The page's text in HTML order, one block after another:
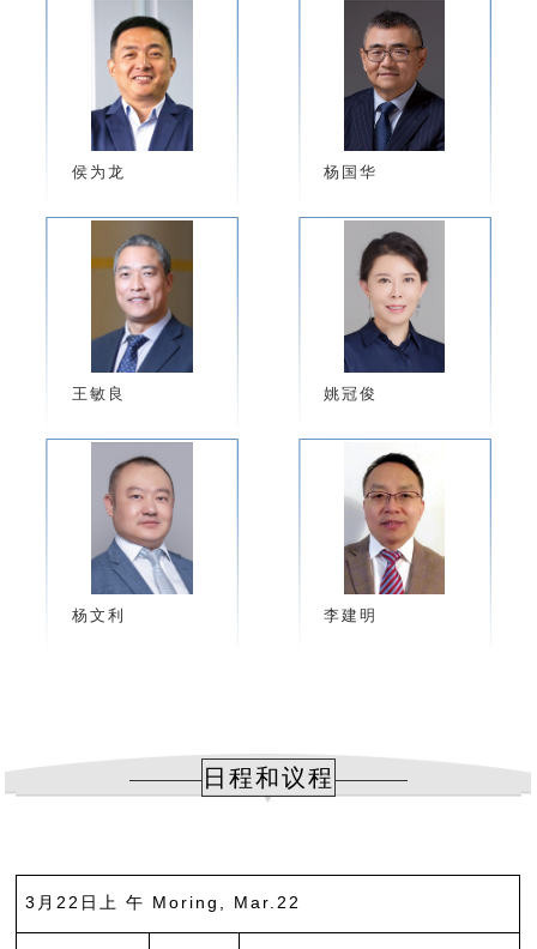
侯为龙 杨国华
王敏良 姚冠俊
杨文利 李建明
日程和议程
3月22日上 午 Moring, Mar.22